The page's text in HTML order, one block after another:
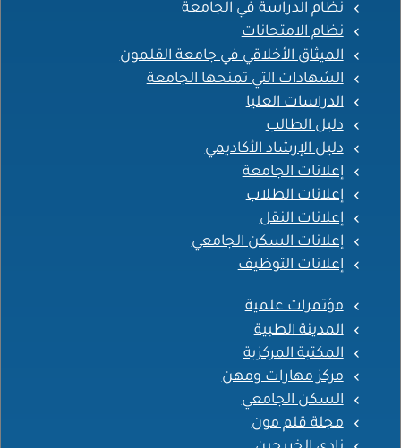
نظام الدراسة في الجامعة
نظام الامتحانات
الميثاق الأخلاقي في جامعة القلمون
الشهادات التي تمنحها الجامعة
الدراسات العليا
دليل الطالب
دليل الإرشاد الأكاديمي
إعلانات الجامعة
إعلانات الطلاب
إعلانات النقل
إعلانات السكن الجامعي
إعلانات التوظيف
مؤتمرات علمية
المدينة الطبية
المكتبة المركزية
مركز مهارات ومهن
السكن الجامعي
مجلة قلم مون